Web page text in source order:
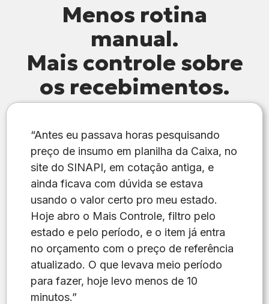
Menos rotina
manual.
Mais controle sobre
os recebimentos.
“Antes eu passava horas pesquisando
preço de insumo em planilha da Caixa, no
site do SINAPI, em cotação antiga, e
ainda ficava com dúvida se estava
usando o valor certo pro meu estado.
Hoje abro o Mais Controle, filtro pelo
estado e pelo período, e o item já entra
no orçamento com o preço de referência
atualizado. O que levava meio período
para fazer, hoje levo menos de 10
minutos.”